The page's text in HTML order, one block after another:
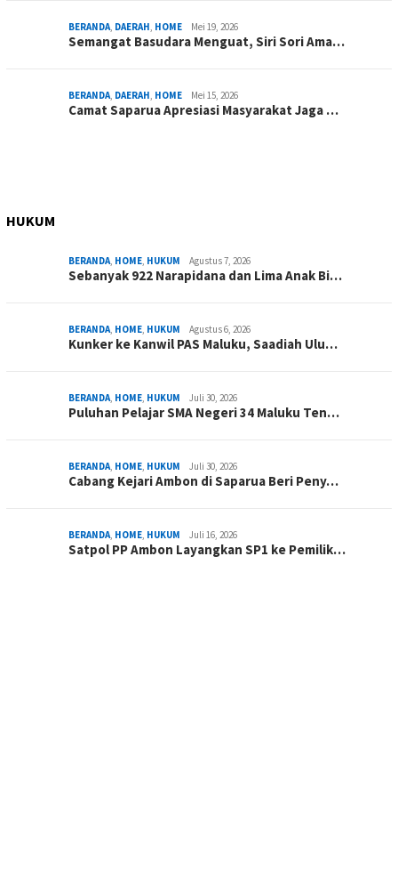
BERANDA, DAERAH, HOME Mei 19, 2026
Semangat Basudara Menguat, Siri Sori Ama…
BERANDA, DAERAH, HOME Mei 15, 2026
Camat Saparua Apresiasi Masyarakat Jaga …
HUKUM
BERANDA, HOME, HUKUM Agustus 7, 2026
Sebanyak 922 Narapidana dan Lima Anak Bi…
BERANDA, HOME, HUKUM Agustus 6, 2026
Kunker ke Kanwil PAS Maluku, Saadiah Ulu…
BERANDA, HOME, HUKUM Juli 30, 2026
Puluhan Pelajar SMA Negeri 34 Maluku Ten…
BERANDA, HOME, HUKUM Juli 30, 2026
Cabang Kejari Ambon di Saparua Beri Peny…
BERANDA, HOME, HUKUM Juli 16, 2026
Satpol PP Ambon Layangkan SP1 ke Pemilik…